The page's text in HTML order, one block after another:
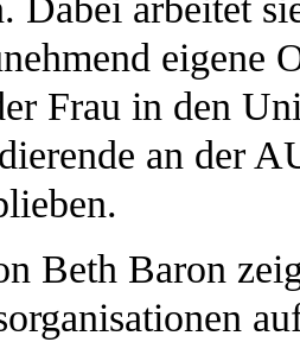
eigene
Frau in den
an der
Beth Baron